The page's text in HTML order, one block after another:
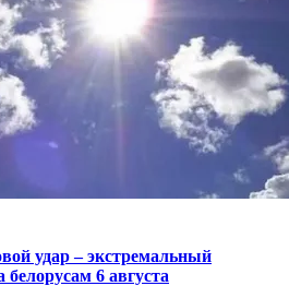
удар – экстремальный
белорусам 6 августа